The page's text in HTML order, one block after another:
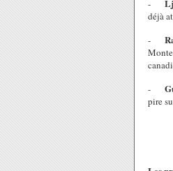
-
déjà
-
-
pire